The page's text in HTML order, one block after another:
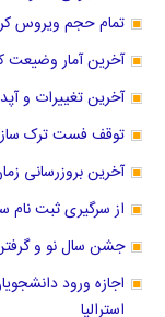
تمام حجم ویروس
آخرین آمار وضیعت
آخرین تغییرات و آپدیت
توقف فست ترک
آخرین بروزرسانی
از سرگیری ثبت نام
جشن سال نو و
اجازه ورود
استرالیا